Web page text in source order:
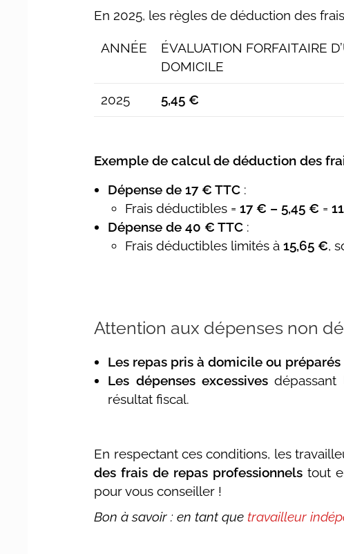
En 2025, les règles de déduction des
ANNÉE
ÉVALUATION FORFAITAIRE
DOMICILE
2025 5,45 €
Exemple de calcul de déduction des
Dépense de 17 € TTC :
Frais déductibles =17 € – 5,45 € =
Dépense de 40 € TTC :
Frais déductibles limités à15,65 €,
Attention aux dépenses non
Les repas pris à domicile ou
Les dépenses excessives
résultat fiscal.
En respectant ces conditions, les
des frais de repas professionnelstout
pour vous conseiller !
Bon à savoir : en tant que travailleur